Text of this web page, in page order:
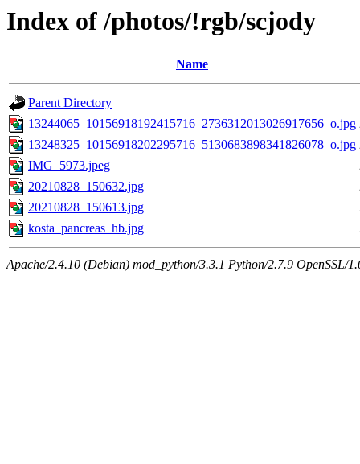
Index of /photos/!rgb/scjody
Name
Parent Directory
13244065_10156918192415716_2736312013026917656_o.jpg
13248325_10156918202295716_5130683898341826078_o.jpg
IMG_5973.jpeg
20210828_150632.jpg
20210828_150613.jpg
kosta_pancreas_hb.jpg
Apache/2.4.10 (Debian) mod_python/3.3.1 Python/2.7.9